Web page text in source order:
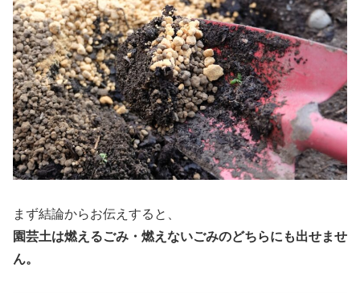
まず結論からお伝えすると、
園芸土は燃えるごみ・燃えないごみのどちらにも出せませ
ん。